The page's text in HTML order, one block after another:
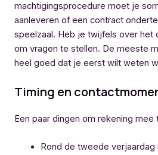
machtigingsprocedure moet je
aanleveren of een contract
speelzaal. Heb je twijfels over het
om vragen te stellen. De meeste
heel goed dat je eerst wilt weten
Timing en
Een paar dingen om rekening mee
Rond de tweede verjaardag